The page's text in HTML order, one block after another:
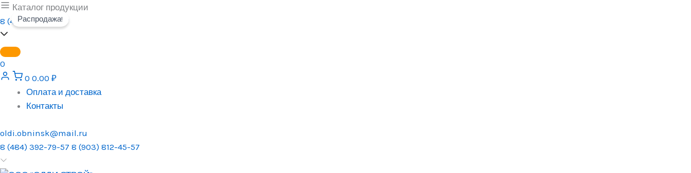
Перейти
к
содержимому
Каталог продукции
8 (484) 392-79-57
0
0 0.00 ₽
Оплата и доставка
Контакты
oldi.obninsk@mail.ru
8 (484) 392-79-57 8 (903) 812-45-57
Распродажа!